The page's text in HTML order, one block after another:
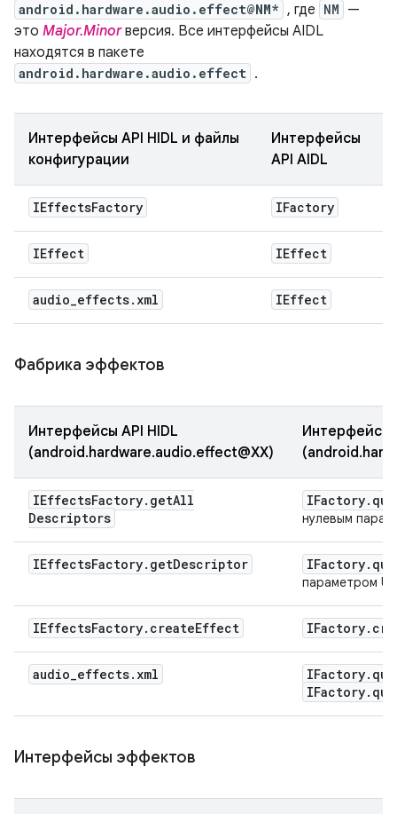
android.hardware.audio.effect@NM* , где NM —
это Major.Minorверсия. Все интерфейсы AIDL
находятся в пакете
android.hardware.audio.effect .
Интерфейсы API HIDL и файлы
конфигурации
Интерфейсы
API AIDL
IEffectsFactory IFactory
IEffect IEffect
audio_effects. xml IEffect
Фабрика эффектов
Интерфейсы API HIDL
(android.hardware.audio.effect@XX)
Интерфейсы
IEffectsFactory. getAll
Descriptors
IFactory.
нулевым
IEffectsFactory. getDescriptor IFactory.
параметром
IEffectsFactory. createEffect IFactory.
audio_effects. xml IFactory.
IFactory.
Интерфейсы эффектов